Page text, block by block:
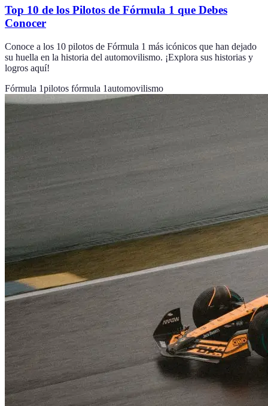
Top 10 de los Pilotos de Fórmula 1 que Debes
Conocer
Conoce a los 10 pilotos de Fórmula 1 más icónicos que han dejado
su huella en la historia del automovilismo. ¡Explora sus historias y
logros aquí!
Fórmula 1pilotos fórmula 1automovilismo